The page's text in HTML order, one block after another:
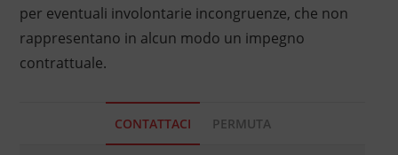
per eventuali involontarie incongruenze, che non
rappresentano in alcun modo un impegno
contrattuale.
CONTATTACI PERMUTA